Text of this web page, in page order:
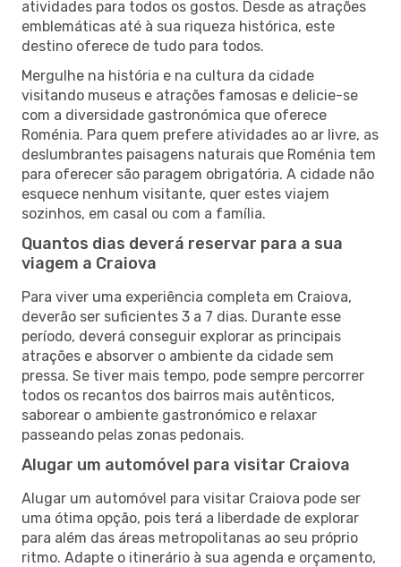
atividades para todos os gostos. Desde as atrações
emblemáticas até à sua riqueza histórica, este
destino oferece de tudo para todos.
Mergulhe na história e na cultura da cidade
visitando museus e atrações famosas e delicie-se
com a diversidade gastronómica que oferece
Roménia. Para quem prefere atividades ao ar livre, as
deslumbrantes paisagens naturais que Roménia tem
para oferecer são paragem obrigatória. A cidade não
esquece nenhum visitante, quer estes viajem
sozinhos, em casal ou com a família.
Quantos dias deverá reservar para a sua
viagem a Craiova
Para viver uma experiência completa em Craiova,
deverão ser suficientes 3 a 7 dias. Durante esse
período, deverá conseguir explorar as principais
atrações e absorver o ambiente da cidade sem
pressa. Se tiver mais tempo, pode sempre percorrer
todos os recantos dos bairros mais autênticos,
saborear o ambiente gastronómico e relaxar
passeando pelas zonas pedonais.
Alugar um automóvel para visitar Craiova
Alugar um automóvel para visitar Craiova pode ser
uma ótima opção, pois terá a liberdade de explorar
para além das áreas metropolitanas ao seu próprio
ritmo. Adapte o itinerário à sua agenda e orçamento,